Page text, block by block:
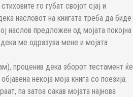
го губат својот сјај и
насловот на книгата треба да биде
наслов предложен од мојата покојна
ме одразува мене и мојата
проценив дека зборот тестамент ќе
некоја моја книга со поезија.
па затоа сакав мојата најнова